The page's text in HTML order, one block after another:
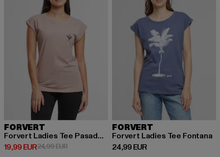
FORVERT
Forvert Ladies Tee Pasadena
19,99 EUR
Derzeitiger Preis: 19,99 EUR
24,99 EURAktionspreis: 24,99 EUR
FORVERT
Forvert Ladies Tee Fontana
24,99 EUR
Derzeitiger Preis: 24,99 EUR